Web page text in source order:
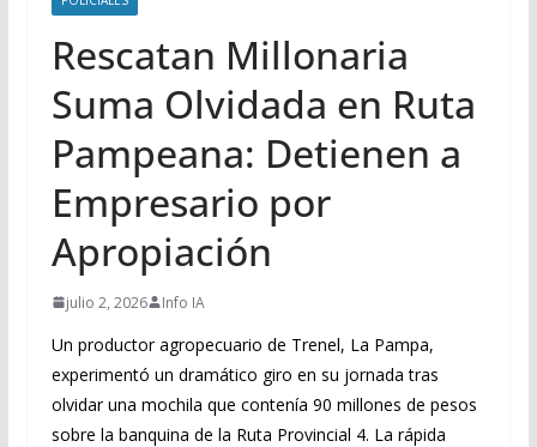
Rescatan Millonaria
Suma Olvidada en Ruta
Pampeana: Detienen a
Empresario por
Apropiación
julio 2, 2026 Info IA
Un productor agropecuario de Trenel, La Pampa,
experimentó un dramático giro en su jornada tras
olvidar una mochila que contenía 90 millones de pesos
sobre la banquina de la Ruta Provincial 4. La rápida